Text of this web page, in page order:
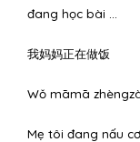
đang học bài …
我妈妈正在做饭
Wǒ māmā
Mẹ tôi đang nấu